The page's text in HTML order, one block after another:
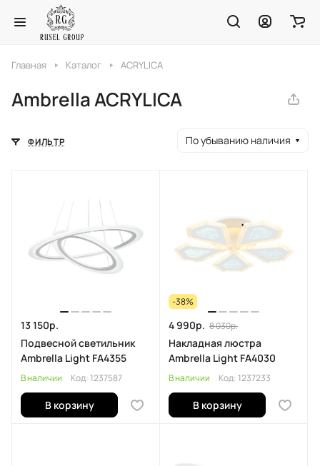
Главная Каталог ACRYLICA
Ambrella ACRYLICA
ФИЛЬТР По убыванию наличия
13 150р.
Подвесной светильник
Ambrella Light FA4355
В наличии Код: 1237587
В корзину
-38%
4 990р. 8 030р.
Накладная люстра
Ambrella Light FA4030
В наличии Код: 1237233
В корзину